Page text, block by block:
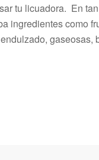
tu licuadora. En
ingredientes como
gaseosas,